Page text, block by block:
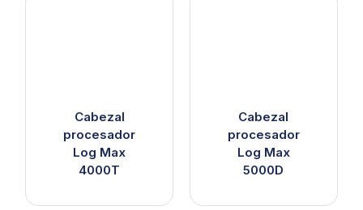
Cabezal
procesador
Log Max
4000T
Cabezal
procesador
Log Max
5000D